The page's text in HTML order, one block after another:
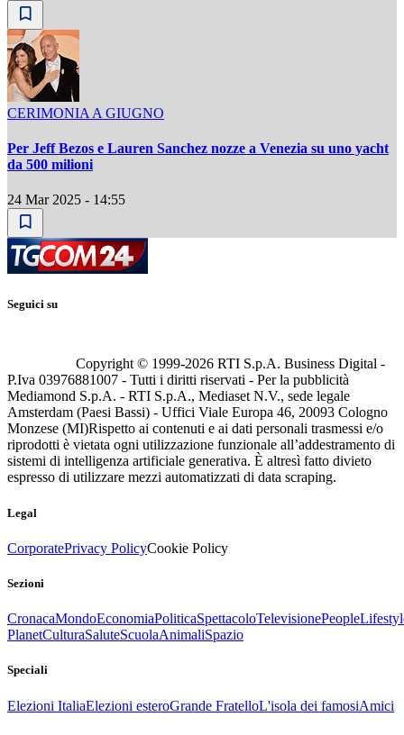
CERIMONIA A GIUGNO
Per Jeff Bezos e Lauren Sanchez nozze a Venezia su uno yacht
da 500 milioni
24 Mar 2025 - 14:55
Seguici su
Copyright © 1999-2026 RTI S.p.A. Business Digital -
P.Iva 03976881007 - Tutti i diritti riservati - Per la pubblicità
Mediamond S.p.A. - RTI S.p.A., Mediaset N.V., sede legale
Amsterdam (Paesi Bassi) - Uffici Viale Europa 46, 20093 Cologno
Monzese (MI)Rispetto ai contenuti e ai dati personali trasmessi e/o
riprodotti è vietata ogni utilizzazione funzionale all’addestramento di
sistemi di intelligenza artificiale generativa. È altresì fatto divieto
espresso di utilizzare mezzi automatizzati di data scraping.
Legal
CorporatePrivacy PolicyCookie Policy
Sezioni
CronacaMondoEconomiaPoliticaSpettacoloTelevisionePeople
PlanetCulturaSaluteScuolaAnimaliSpazio
Speciali
Elezioni ItaliaElezioni esteroGrande FratelloL'isola dei famosiAmici